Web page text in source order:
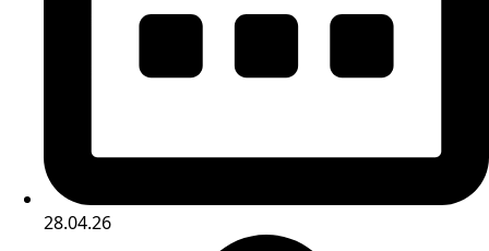
28.04.26